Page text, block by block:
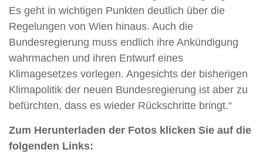
Es geht in wichtigen Punkten deutlich über die
Regelungen von Wien hinaus. Auch die
Bundesregierung muss endlich ihre Ankündigung
wahrmachen und ihren Entwurf eines
Klimagesetzes vorlegen. Angesichts der bisherigen
Klimapolitik der neuen Bundesregierung ist aber zu
befürchten, dass es wieder Rückschritte bringt.“
Zum Herunterladen der Fotos klicken Sie auf die
folgenden Links: